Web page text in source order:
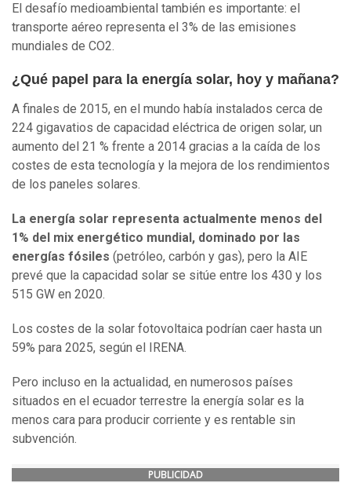
El desafío medioambiental también es importante: el
transporte aéreo representa el 3% de las emisiones
mundiales de CO2.
¿Qué papel para la energía solar, hoy y mañana?
A finales de 2015, en el mundo había instalados cerca de
224 gigavatios de capacidad eléctrica de origen solar, un
aumento del 21 % frente a 2014 gracias a la caída de los
costes de esta tecnología y la mejora de los rendimientos
de los paneles solares.
La energía solar representa actualmente menos del
1% del mix energético mundial, dominado por las
energías fósiles (petróleo, carbón y gas), pero la AIE
prevé que la capacidad solar se sitúe entre los 430 y los
515 GW en 2020.
Los costes de la solar fotovoltaica podrían caer hasta un
59% para 2025, según el IRENA.
Pero incluso en la actualidad, en numerosos países
situados en el ecuador terrestre la energía solar es la
menos cara para producir corriente y es rentable sin
subvención.
PUBLICIDAD